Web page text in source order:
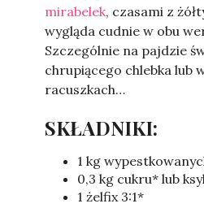
mirabelek, czasami z
wygląda cudnie w obu
Szczególnie na pajdzie
chrupiącego chlebka lub
racuszkach…
SKŁADNIKI:
1 kg
0,3 kg cukru* lub
1 żelfix 3:1*